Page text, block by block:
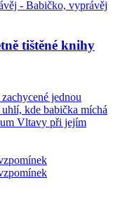
tištěné knihy
jednou
kde babička míchá
Vltavy při jejím